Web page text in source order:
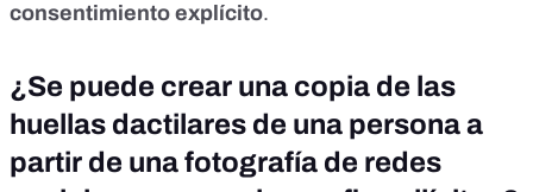
consentimiento explícito.
¿Se puede crear una copia de las
huellas dactilares de una persona a
partir de una fotografía de redes